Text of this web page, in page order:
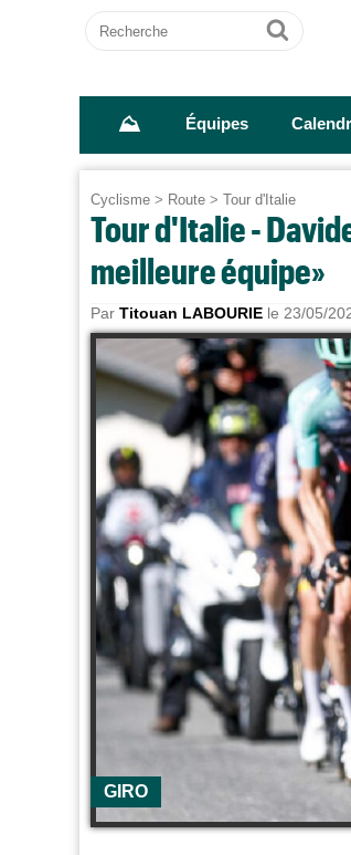
Recherche
Ok
⛰ Équipes
Cyclisme > Route > Tour d'Italie
Tour d'Italie -
meilleure équipe»
Par Titouan LABOURIE le 23/05/
GIRO